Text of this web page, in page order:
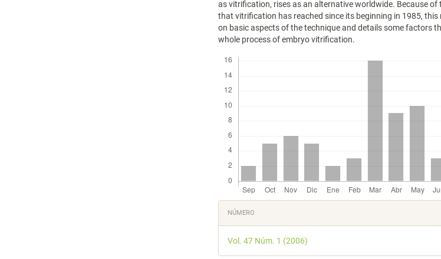
as vitrification, rises as an alternative worldwide. Because of
that vitrification has reached since its beginning in 1985, this
on basic aspects of the technique and details some factors
whole process of embryo vitrification.
Detalles
del
artículo
NÚMERO
Vol. 47 Núm. 1 (2006)